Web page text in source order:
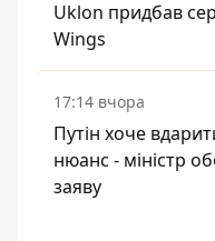
Uklon придбав
Wings
17:14 вчора
Путін хоче
нюанс - міністр
заяву